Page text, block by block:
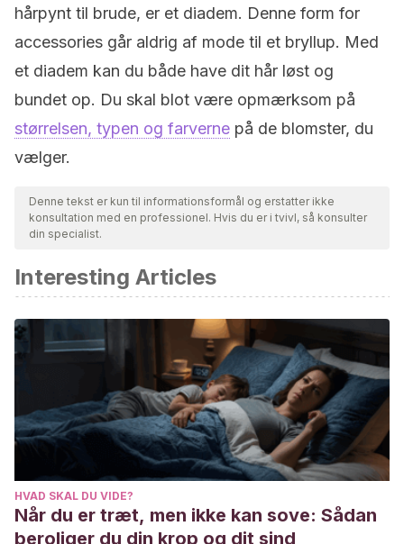
hårpynt til brude, er et diadem. Denne form for
accessories går aldrig af mode til et bryllup. Med
et diadem kan du både have dit hår løst og
bundet op. Du skal blot være opmærksom på
størrelsen, typen og farverne på de blomster, du
vælger.
Denne tekst er kun til informationsformål og erstatter ikke
konsultation med en professionel. Hvis du er i tvivl, så konsulter
din specialist.
Interesting Articles
HVAD SKAL DU VIDE?
Når du er træt, men ikke kan sove: Sådan
beroliger du din krop og dit sind